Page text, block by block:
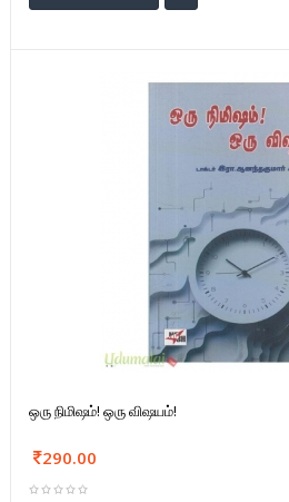
ஒரு நிமிஷம்! ஒரு விஷயம்!
290.00